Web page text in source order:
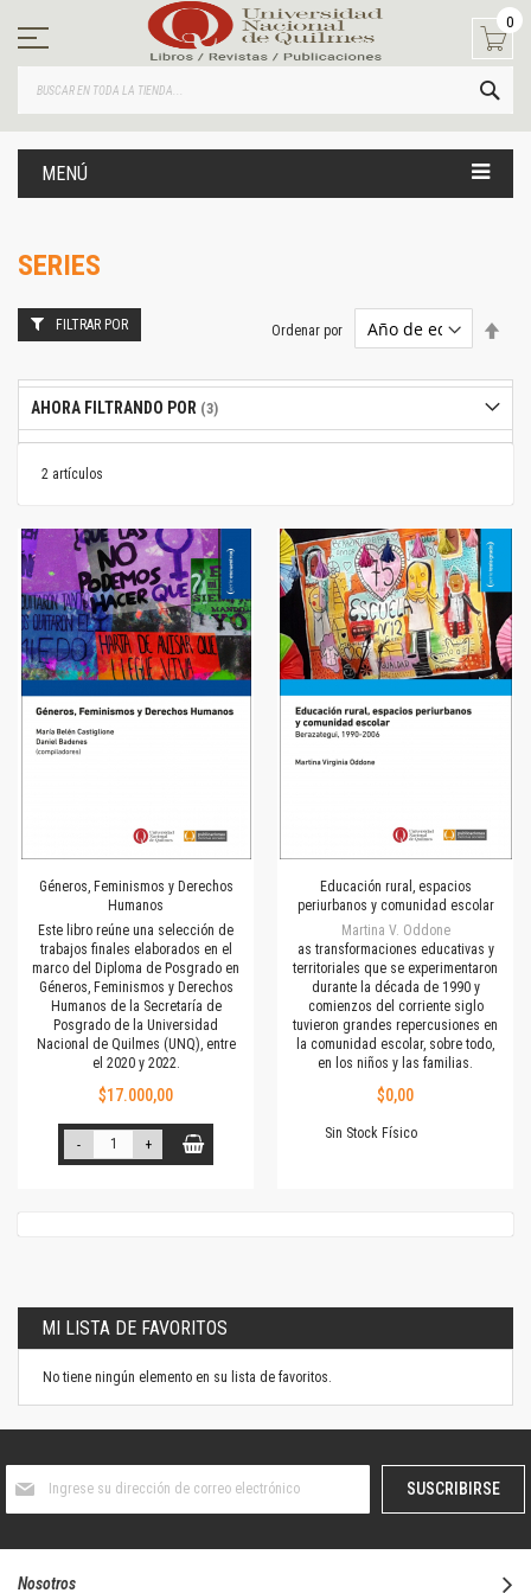
contenido
0
MENÚ
SERIES
2 artículos
Ordenar por
Géneros, Feminismos y Derechos
Humanos
Este libro reúne una selección de
trabajos finales elaborados en el
marco del Diploma de Posgrado en
Géneros, Feminismos y Derechos
Humanos de la Secretaría de
Posgrado de la Universidad
Nacional de Quilmes (UNQ), entre
el 2020 y 2022.
$17.000,00
- +
Educación rural, espacios
periurbanos y comunidad escolar
Martina V. Oddone
as transformaciones educativas y
territoriales que se experimentaron
durante la década de 1990 y
comienzos del corriente siglo
tuvieron grandes repercusiones en
la comunidad escolar, sobre todo,
en los niños y las familias.
$0,00
Sin Stock Físico
FILTRAR POR
AHORA FILTRANDO POR
MI LISTA DE FAVORITOS
No tiene ningún elemento en su lista de favoritos.
boletín
SUSCRIBIRSE
Nosotros